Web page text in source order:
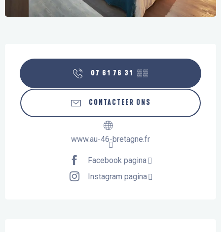
07 61 76 31 ▒▒
CONTACTEER ONS
www.au-46-bretagne.fr
Facebook pagina
Instagram pagina